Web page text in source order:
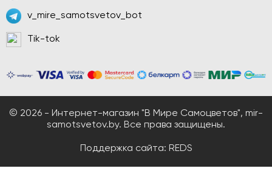
v_mire_samotsvetov_bot
Tik-tok
© 2026 - Интернет-магазин "В Мире Самоцветов", mir-
samotsvetov.by. Все права защищены.
Поддержка сайта: REDS